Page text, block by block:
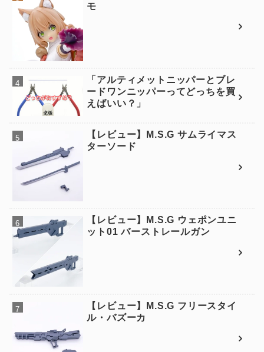
モ
「アルティメットニッパーとブレ
ードワンニッパーってどっちを買
えばいい？」
【レビュー】M.S.G サムライマス
ターソード
【レビュー】M.S.G ウェポンユニ
ット01 バーストレールガン
【レビュー】M.S.G フリースタイ
ル・バズーカ